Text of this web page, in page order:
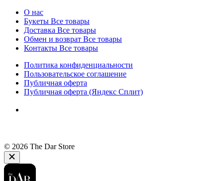
О нас
Букеты Все товары
Доставка Все товары
Обмен и возврат Все товары
Контакты Все товары
Политика конфиденциальности
Пользовательское соглашение
Публичная оферта
Публичная оферта (Яндекс Сплит)
© 2026 The Dar Store